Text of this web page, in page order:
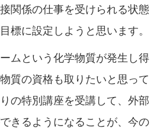
関係の仕事を受けられる状態
標に設定しようと思います。
ムという化学物質が発生し得
質の資格も取りたいと思って
の特別講座を受講して、外部
きるようになることが、今の